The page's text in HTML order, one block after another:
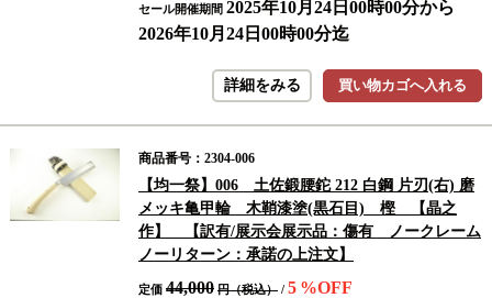
セール開催期間 2025年10月24日00時00分から
2026年10月24日00時00分迄
買い物カゴへ入れる
詳細をみる
商品番号：2304-006
【均一祭】006 土佐鍛腰鉈 212 白鋼 片刃(右) 磨
メッキ亀甲輪 木鞘漆塗(黒石目) 樫 【晶之
作】 【訳有/展示会展示品：傷有 ノークレーム
ノーリターン：承諾の上注文】
定価 44,000 円（税込） / 5 %OFF